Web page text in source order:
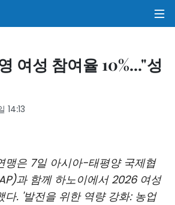
정치
비즈니스
사회
여성 참여율 10%..."성
14:13
맹은 7일 아시아-태평양 국제협
과 함께 하노이에서 2026 여성
다. '발전을 위한 역량 강화: 농업